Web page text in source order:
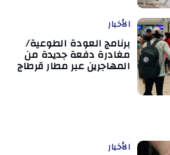
الأخبار
برنامج العودة الطوعية/
مغادرة دفعة جديدة من
المهاجرين عبر مطار قرطاج
الأخبار